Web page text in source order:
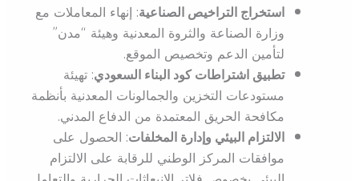
استخراج التراخيص الصناعية: إنهاء المعاملات مع
وزارة الصناعة والثروة المعدنية وهيئة “مدن”
لتأمين الدعم وتخصيص الموقع.
تطبيق اشتراطات كود البناء السعودي: تهيئة
مستودعات التخزين والجمالونات المعدنية بأنظمة
مكافحة الحريق المعتمدة من الدفاع المدني.
الالتزام البيئي وإدارة المخلفات: الحصول على
موافقات المركز الوطني للرقابة على الالتزام